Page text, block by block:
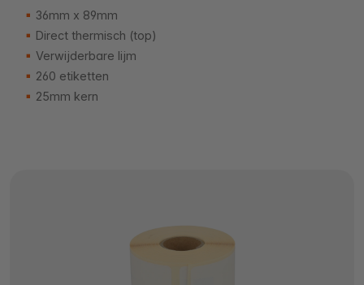
36mm x 89mm
Direct thermisch (top)
Verwijderbare lijm
260 etiketten
25mm kern